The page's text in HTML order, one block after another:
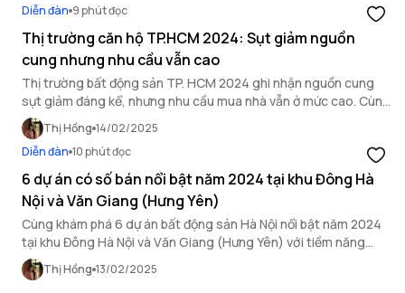
Diễn đàn 9 phút đọc
Thị trường căn hộ TP.HCM 2024: Sụt giảm nguồn
cung nhưng nhu cầu vẫn cao
Thị trường bất động sản TP. HCM 2024 ghi nhận nguồn cung
sụt giảm đáng kể, nhưng nhu cầu mua nhà vẫn ở mức cao. Cùng
tìm hiểu ngay!
Thị Hồng 14/02/2025
Diễn đàn 10 phút đọc
6 dự án có số bán nổi bật năm 2024 tại khu Đông Hà
Nội và Văn Giang (Hưng Yên)
Cùng khám phá 6 dự án bất động sản Hà Nội nổi bật năm 2024
tại khu Đông Hà Nội và Văn Giang (Hưng Yên) với tiềm năng
tăng trưởng hấp dẫn.
Thị Hồng 13/02/2025